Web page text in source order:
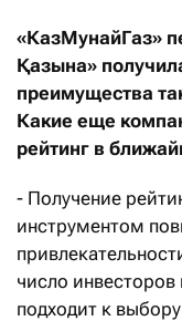
«КазМунайГаз»
Қазына»
преимущества
Какие еще
рейтинг в
- Получение
инструментом
число
подходит к